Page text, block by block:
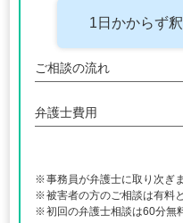
1日かからず釈
ご相談の流れ
弁護士費用
事務員が弁護士に取り次ぎ
被害者の方のご相談は有料
初回の弁護士相談は60分無